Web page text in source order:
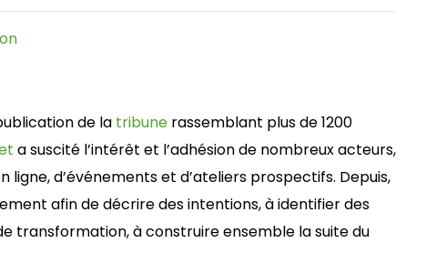
de la tribune rassemblant plus de 1200
a suscité l’intérêt et l’adhésion de nombreux acteurs,
ligne, d’événements et d’ateliers prospectifs. Depuis,
afin de décrire des intentions, à identifier des
transformation, à construire ensemble la suite du